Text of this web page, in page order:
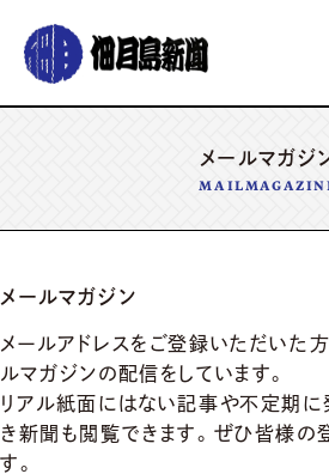
グルメ おでかけ
コラム
メールマガジ
メールマガジン
メールアドレスをご登録いただいた
ルマガジンの配信をしています。
リアル紙面にはない記事や不定期に
き新聞も閲覧できます。ぜひ皆様の
す。